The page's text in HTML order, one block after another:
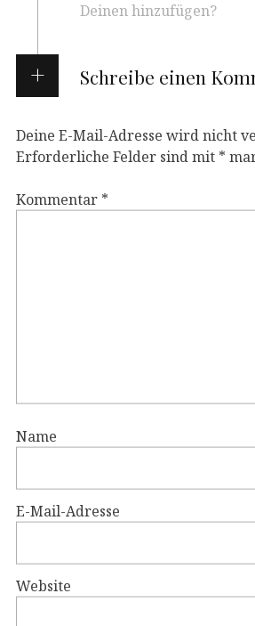
Deinen hinzufügen?
Schreibe einen
Deine E-Mail-Adresse wird nicht
Erforderliche Felder sind mit *
Kommentar *
Name
E-Mail-Adresse
Website